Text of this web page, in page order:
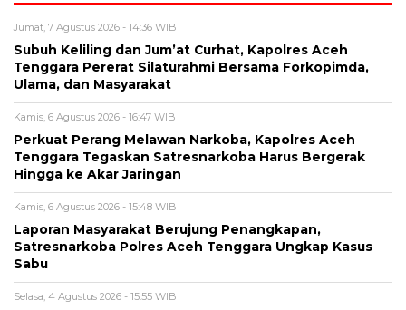
Jumat, 7 Agustus 2026 - 14:36 WIB
Subuh Keliling dan Jum’at Curhat, Kapolres Aceh
Tenggara Pererat Silaturahmi Bersama Forkopimda,
Ulama, dan Masyarakat
Kamis, 6 Agustus 2026 - 16:47 WIB
Perkuat Perang Melawan Narkoba, Kapolres Aceh
Tenggara Tegaskan Satresnarkoba Harus Bergerak
Hingga ke Akar Jaringan
Kamis, 6 Agustus 2026 - 15:48 WIB
Laporan Masyarakat Berujung Penangkapan,
Satresnarkoba Polres Aceh Tenggara Ungkap Kasus
Sabu
Selasa, 4 Agustus 2026 - 15:55 WIB